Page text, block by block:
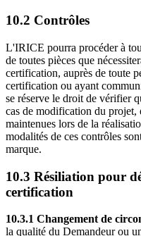
10.2 Contrôles
L'IRICE pourra procéder à
de toutes pièces que
certification, auprès de toute
certification ou ayant
se réserve le droit de vérifier
cas de modification du projet,
maintenues lors de la
modalités de ces contrôles
marque.
10.3 Résiliation pour
certification
10.3.1 Changement de
la qualité du Demandeur ou